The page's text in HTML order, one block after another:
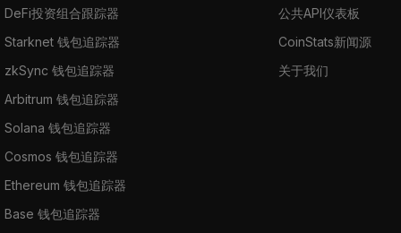
DeFi投资组合跟踪器
Starknet 钱包追踪器
zkSync 钱包追踪器
Arbitrum 钱包追踪器
Solana 钱包追踪器
Cosmos 钱包追踪器
Ethereum 钱包追踪器
Base 钱包追踪器
公共API仪表板
CoinStats新闻源
关于我们